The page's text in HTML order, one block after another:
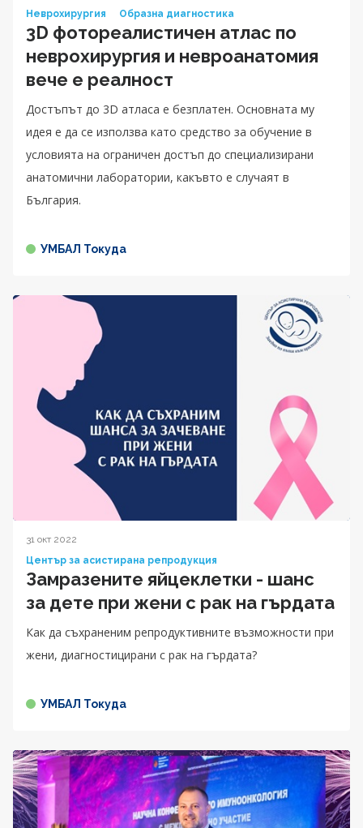
Неврохирургия
Образна диагностика
3D фотореалистичен атлас по
неврохирургия и невроанатомия
вече е реалност
Достъпът до 3D атласа е безплатен. Основната му
идея е да се използва като средство за обучение в
условията на ограничен достъп до специализирани
анатомични лаборатории, какъвто е случаят в
България.
УМБАЛ Токуда
31 окт 2022
Център за асистирана репродукция
Замразените яйцеклетки - шанс
за дете при жени с рак на гърдата
Как да съхраненим репродуктивните възможности при
жени, диагностицирани с рак на гърдата?
УМБАЛ Токуда